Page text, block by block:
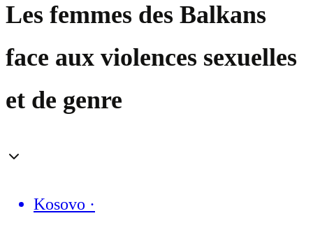
Les femmes des Balkans
face aux violences sexuelles
et de genre
Kosovo ·